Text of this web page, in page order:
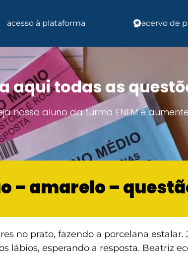
acesso à plataforma acervo de
aqui todas as
nosso aluno da turma ENEM e
– amarelo –
no prato, fazendo a porcelana
lábios, esperando a resposta. Beatriz